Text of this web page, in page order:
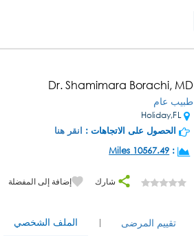
Dr. Shamimara Borachi, MD
طبيب عام
Holiday,FL
الحصول على الاتجاهات : انقر هنا
:
10567.49 Miles
شارك إضافة إلى المفضلة
الملف الشخصي تقييم المرضى